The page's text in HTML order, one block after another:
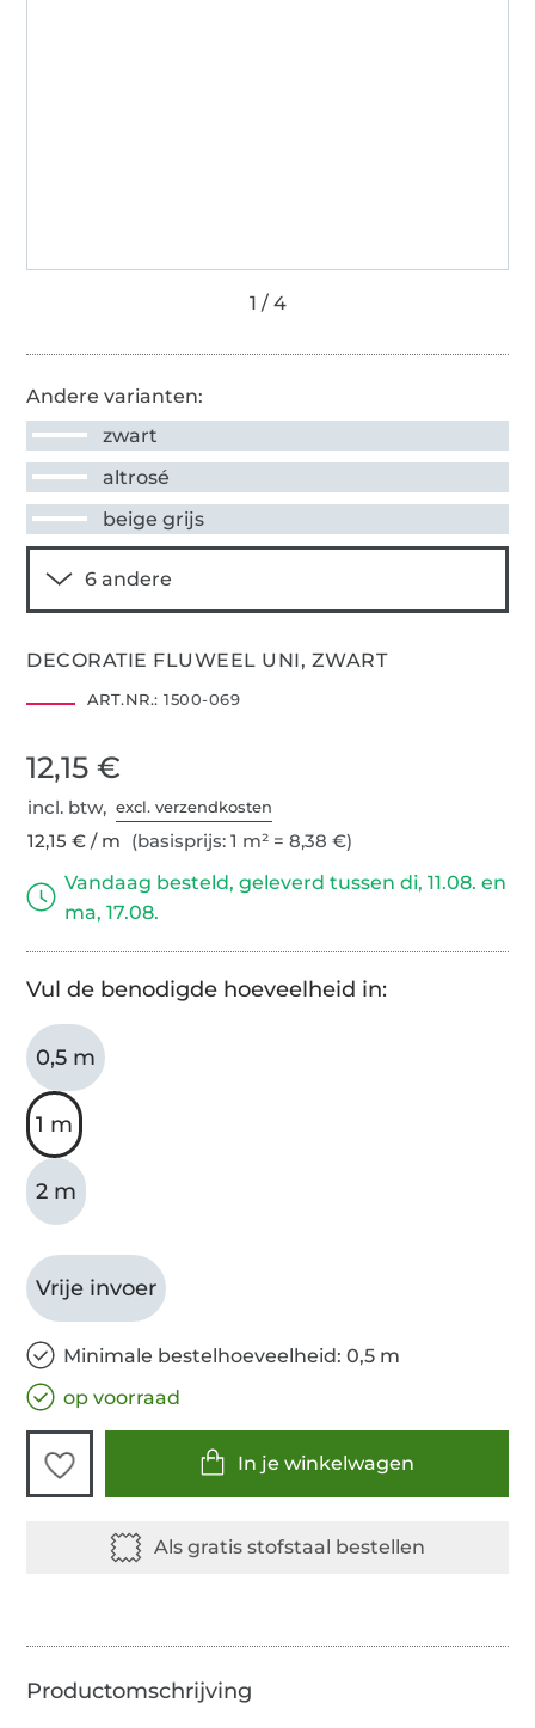
Andere varianten:
zwart
altrosé
beige grijs
DECORATIE FLUWEEL UNI, ZWART
ART.NR.: 1500-069
12,15 €
incl. btw,excl. verzendkosten
12,15 € / m (basisprijs: 1 m² = 8,38 €)
Vandaag besteld, geleverd tussen di, 11.08. en
ma, 17.08.
Vul de benodigde hoeveelheid in:
0,5 m
1 m
2 m
Vrije invoer
Minimale bestelhoeveelheid: 0,5 m
op voorraad
In je winkelwagen